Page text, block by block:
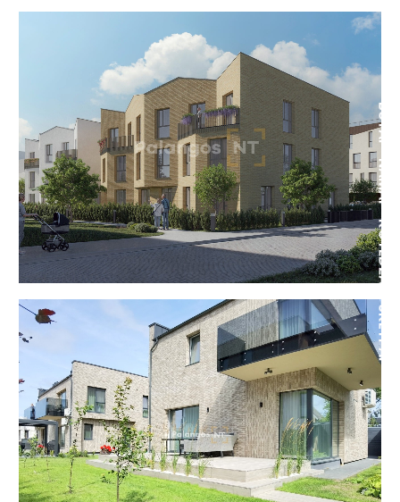
BUTAI - NAMAI - KOTEDŽAI - SKLYPAI